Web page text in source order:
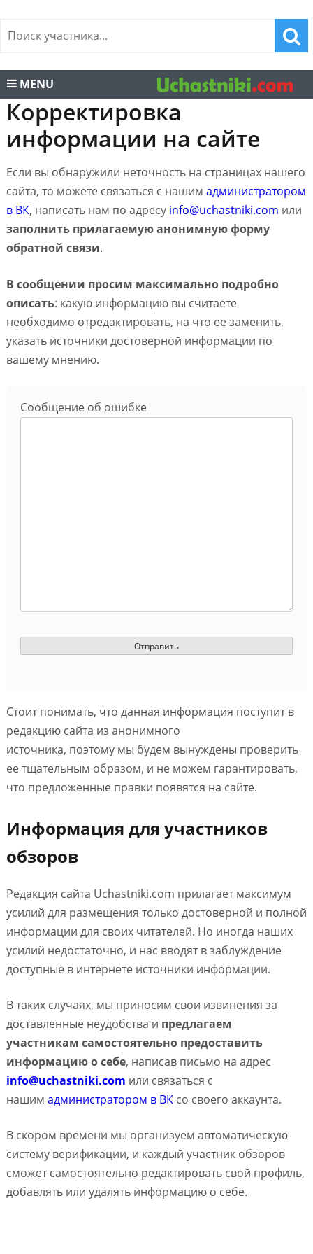
MENU
Корректировка
информации на сайте
Если вы обнаружили неточность на страницах нашего
сайта, то можете связаться с нашим администратором
в ВК, написать нам по адресу info@uchastniki.com или
заполнить прилагаемую анонимную форму
обратной связи.
В сообщении просим максимально подробно
описать: какую информацию вы считаете
необходимо отредактировать, на что ее заменить,
указать источники достоверной информации по
вашему мнению.
Сообщение об ошибке
Стоит понимать, что данная информация поступит в
редакцию сайта из анонимного
источника, поэтому мы будем вынуждены проверить
ее тщательным образом, и не можем гарантировать,
что предложенные правки появятся на сайте.
Информация для участников
обзоров
Редакция сайта Uchastniki.com прилагает максимум
усилий для размещения только достоверной и полной
информации для своих читателей. Но иногда наших
усилий недостаточно, и нас вводят в заблуждение
доступные в интернете источники информации.
В таких случаях, мы приносим свои извинения за
доставленные неудобства и предлагаем
участникам самостоятельно предоставить
информацию о себе, написав письмо на адрес
info@uchastniki.com или связаться с
нашим администратором в ВКсо своего аккаунта.
В скором времени мы организуем автоматическую
систему верификации, и каждый участник обзоров
сможет самостоятельно редактировать свой профиль,
добавлять или удалять информацию о себе.